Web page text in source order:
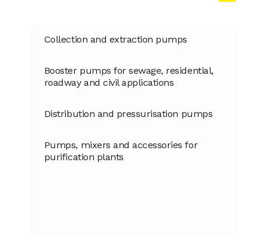
Collection and extraction pumps
Booster pumps for sewage, residential,
roadway and civil applications
Distribution and pressurisation pumps
Pumps, mixers and accessories for
purification plants